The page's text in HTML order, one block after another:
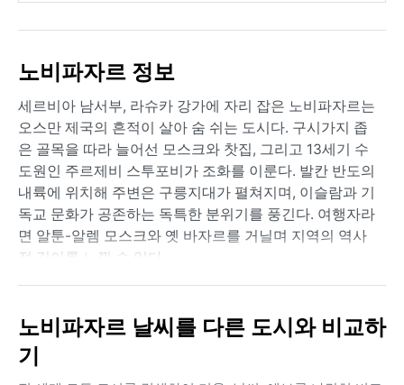
노비파자르 정보
세르비아 남서부, 라슈카 강가에 자리 잡은 노비파자르는
오스만 제국의 흔적이 살아 숨 쉬는 도시다. 구시가지 좁
은 골목을 따라 늘어선 모스크와 찻집, 그리고 13세기 수
도원인 주르제비 스투포비가 조화를 이룬다. 발칸 반도의
내륙에 위치해 주변은 구릉지대가 펼쳐지며, 이슬람과 기
독교 문화가 공존하는 독특한 분위기를 풍긴다. 여행자라
면 알툰-알렘 모스크와 옛 바자르를 거닐며 지역의 역사
적 깊이를 느낄 수 있다.
쾨펜 기후 분류 Dfb, 즉 온난 여름 습윤 대륙성 기후에 속
25°C 내외로 비교적 쾌적하다. 겨울은 혹독하여 1월 평균
기온이 영하로 떨어지고 적설량도 적지 않다. 강수는 연
노비파자르 날씨를 다른 도시와 비교하
기